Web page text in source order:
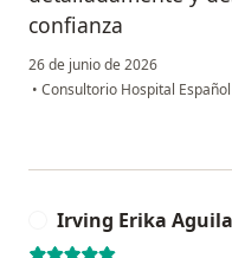
confianza
26 de junio de 2026
• Consultorio Hospital Español
Irving Erika